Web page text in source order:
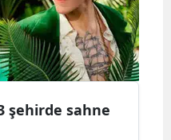
şehirde sahne